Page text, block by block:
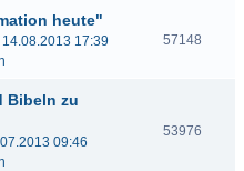
heute"
14.08.2013 17:39
57148
Bibeln zu
09:46
53976